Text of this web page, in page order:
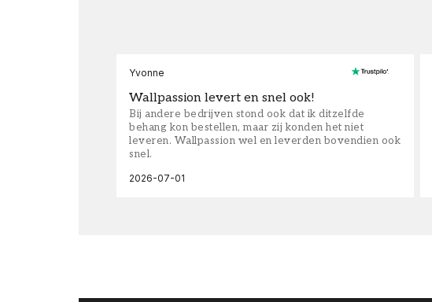
Yvonne
Wallpassion levert en snel ook!
Bij andere bedrijven stond ook dat ik ditzelfde
behang kon bestellen, maar zij konden het niet
leveren. Wallpassion wel en leverden bovendien ook
snel.
2026-07-01